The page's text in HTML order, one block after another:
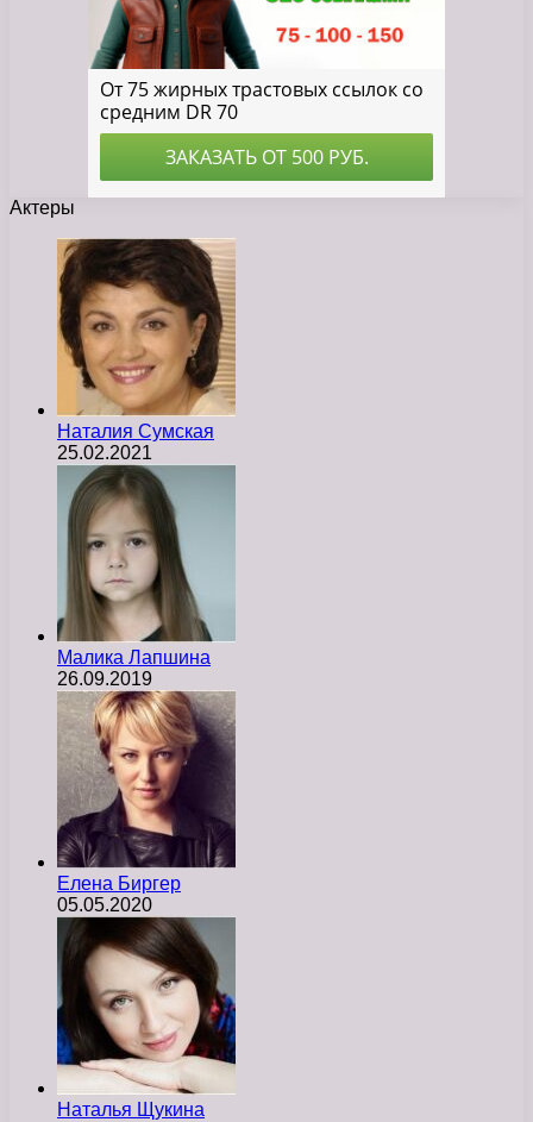
Актеры
Наталия Сумская
25.02.2021
Малика Лапшина
26.09.2019
Елена Биргер
05.05.2020
Наталья Щукина